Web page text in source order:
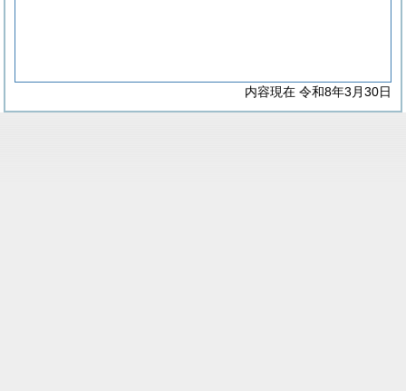
内容現在 令和8年3月30日